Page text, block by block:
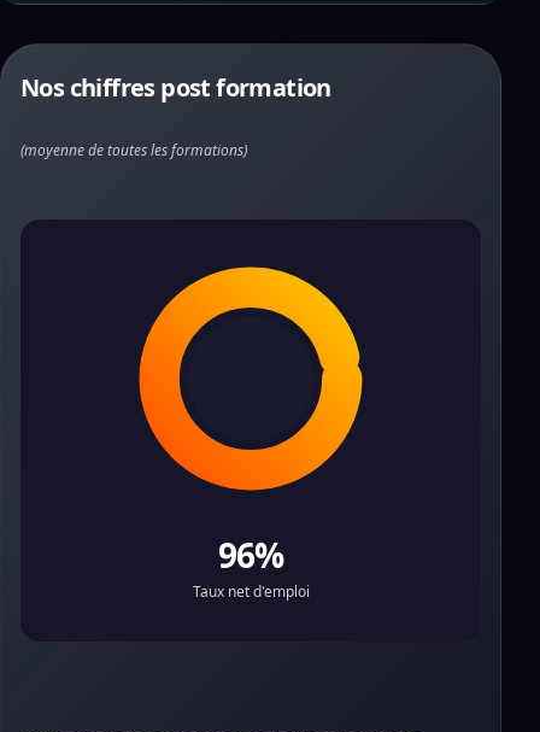
Nos chiffres post formation
(moyenne de toutes les formations)
96%
Taux net d'emploi